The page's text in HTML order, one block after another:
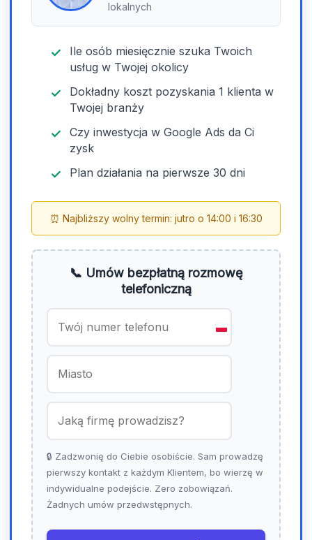
lokalnych
Ile osób miesięcznie szuka Twoich
usług w Twojej okolicy
Dokładny koszt pozyskania 1 klienta w
Twojej branży
Czy inwestycja w Google Ads da Ci
zysk
Plan działania na pierwsze 30 dni
⏰ Najbliższy wolny termin: jutro o 14:00 i 16:30
📞 Umów bezpłatną rozmowę
telefoniczną
P
o
n
8
🔒 Zadzwonię do Ciebie osobiście. Sam prowadzę
pierwszy kontakt z każdym Klientem, bo wierzę w
indywidualne podejście. Zero zobowiązań.
Żadnych umów przedwstępnych.